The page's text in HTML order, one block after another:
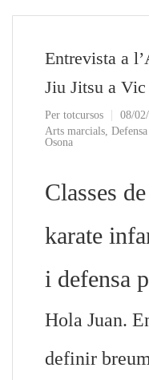
Entrevista a
Jiu Jitsu a Vic
Per totcursos
08/
Arts marcials,
Osona
Classes
karate
i defensa
Hola Juan.
definir